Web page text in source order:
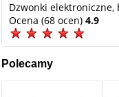
Dzwonki elektroniczne,
Ocena (68 ocen)4.9
Polecamy